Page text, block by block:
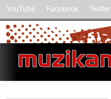
YouTube Facebook Twitter